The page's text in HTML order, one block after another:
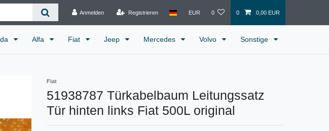
Anmelden Registrieren EUR 0 0 0,00 EUR
Alfa Fiat Jeep Mercedes Volvo Sonstige
Fiat
51938787 Türkabelbaum Leitungssatz
Tür hinten links Fiat 500L original